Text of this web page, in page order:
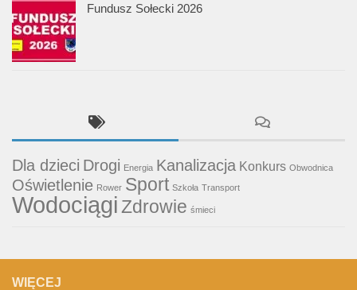
Fundusz Sołecki 2026
Dla dzieci Drogi Energia Kanalizacja Konkurs Obwodnica
Oświetlenie Rower Sport Szkoła Transport
WodociągiZdrowie śmieci
WIĘCEJ